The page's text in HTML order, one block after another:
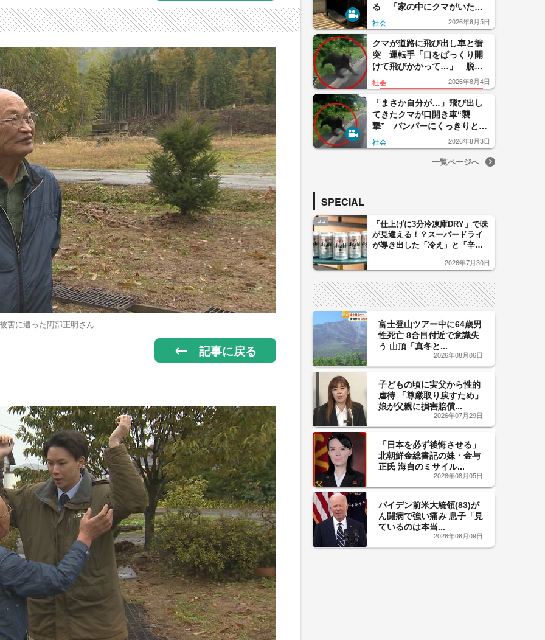
害に遭った阿部正明さん
記事に戻る
る 「家の中にクマがいた」
住人通報 長野・松本市
社会 2026年8月5日
クマが道路に飛び出し車と衝
突 運転手「口をぱっくり開
けて飛びかかって…」 脱落
したバンパーには“歯形”も
北海道・知内町
社会 2026年8月4日
「まさか自分が…」飛び出し
てきたクマが口開き車“襲
撃” バンパーにくっきりと歯
形残る 北海道・知内町
社会 2026年8月3日
一覧ページへ
SPECIAL
PR
「仕上げに3分冷凍庫DRY」で味
が見違える！？スーパードライ
が導き出した「冷え」と「辛
した「辛口カーブ」が飲み頃の
2026年7月30日
富士登山ツアー中に64歳男
性死亡 8合目付近で意識失
う 山頂「真冬と...
2026年08月06日
子どもの頃に実父から性的
虐待 「尊厳取り戻すため」
娘が父親に損害賠償...
2026年07月29日
「日本を必ず後悔させる」
北朝鮮金総書記の妹・金与
正氏 海自のミサイル...
2026年08月05日
バイデン前米大統領(83)が
ん闘病で強い痛み 息子「見
ているのは本当...
2026年08月09日